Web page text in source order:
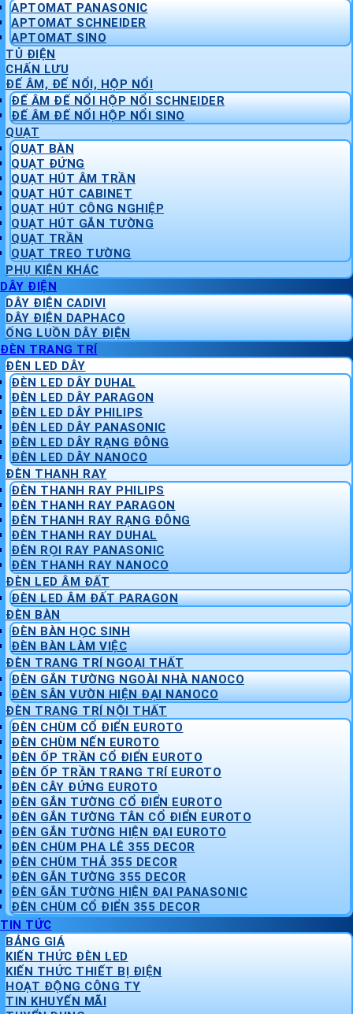
APTOMAT PANASONIC
APTOMAT SCHNEIDER
APTOMAT SINO
TỦ ĐIỆN
CHẤN LƯU
ĐẾ ÂM, ĐẾ NỔI, HỘP NỔI
ĐẾ ÂM ĐẾ NỔI HỘP NỔI SCHNEIDER
ĐẾ ÂM ĐẾ NỔI HỘP NỔI SINO
QUẠT
QUẠT BÀN
QUẠT ĐỨNG
QUẠT HÚT ÂM TRẦN
QUẠT HÚT CABINET
QUẠT HÚT CÔNG NGHIỆP
QUẠT HÚT GẮN TƯỜNG
QUẠT TRẦN
QUẠT TREO TƯỜNG
PHỤ KIỆN KHÁC
DÂY ĐIỆN
DÂY ĐIỆN CADIVI
DÂY ĐIỆN DAPHACO
ỐNG LUỒN DÂY ĐIỆN
ĐÈN TRANG TRÍ
ĐÈN LED DÂY
ĐÈN LED DÂY DUHAL
ĐÈN LED DÂY PARAGON
ĐÈN LED DÂY PHILIPS
ĐÈN LED DÂY PANASONIC
ĐÈN LED DÂY RẠNG ĐÔNG
ĐÈN LED DÂY NANOCO
ĐÈN THANH RAY
ĐÈN THANH RAY PHILIPS
ĐÈN THANH RAY PARAGON
ĐÈN THANH RAY RẠNG ĐÔNG
ĐÈN THANH RAY DUHAL
ĐÈN RỌI RAY PANASONIC
ĐÈN THANH RAY NANOCO
ĐÈN LED ÂM ĐẤT
ĐÈN LED ÂM ĐẤT PARAGON
ĐÈN BÀN
ĐÈN BÀN HỌC SINH
ĐÈN BÀN LÀM VIỆC
ĐÈN TRANG TRÍ NGOẠI THẤT
ĐÈN GẮN TƯỜNG NGOÀI NHÀ NANOCO
ĐÈN SÂN VƯỜN HIỆN ĐẠI NANOCO
ĐÈN TRANG TRÍ NỘI THẤT
ĐÈN CHÙM CỔ ĐIỂN EUROTO
ĐÈN CHÙM NẾN EUROTO
ĐÈN ỐP TRẦN CỔ ĐIỂN EUROTO
ĐÈN ỐP TRẦN TRANG TRÍ EUROTO
ĐÈN CÂY ĐỨNG EUROTO
ĐÈN GẮN TƯỜNG CỔ ĐIỂN EUROTO
ĐÈN GẮN TƯỜNG TÂN CỔ ĐIỂN EUROTO
ĐÈN GẮN TƯỜNG HIỆN ĐẠI EUROTO
ĐÈN CHÙM PHA LÊ 355 DECOR
ĐÈN CHÙM THẢ 355 DECOR
ĐÈN GẮN TƯỜNG 355 DECOR
ĐÈN GẮN TƯỜNG HIỆN ĐẠI PANASONIC
ĐÈN CHÙM CỔ ĐIỂN 355 DECOR
TIN TỨC
BẢNG GIÁ
KIẾN THỨC ĐÈN LED
KIẾN THỨC THIẾT BỊ ĐIỆN
HOẠT ĐỘNG CÔNG TY
TIN KHUYẾN MÃI